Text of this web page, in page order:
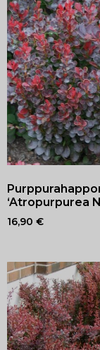
‘Atropurpurea
16,90 €